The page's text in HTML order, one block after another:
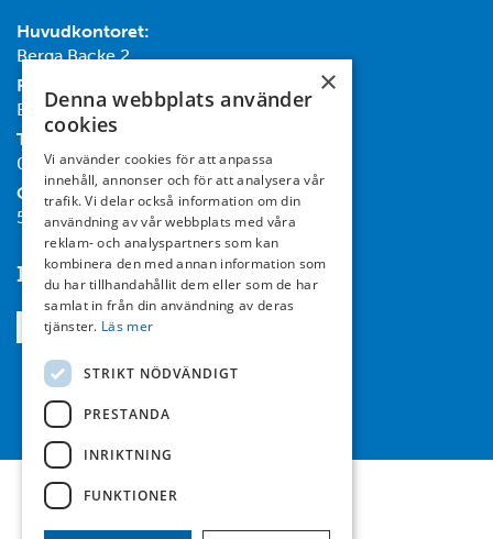
Huvudkontoret:
Berga Backe 2
Post:
Box 732, 182 17 Danderyd
Tel:
08-714 35 00
Org nr:
556467-7119
Följ oss
×
Denna webbplats använder
cookies
Vi använder cookies för att anpassa
innehåll, annonser och för att analysera vår
trafik. Vi delar också information om din
användning av vår webbplats med våra
reklam- och analyspartners som kan
kombinera den med annan information som
du har tillhandahållit dem eller som de har
samlat in från din användning av deras
tjänster. Läs mer
STRIKT NÖDVÄNDIGT
PRESTANDA
INRIKTNING
FUNKTIONER